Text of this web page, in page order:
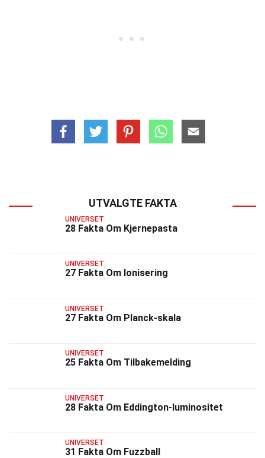
UTVALGTE FAKTA
UNIVERSET
28 Fakta Om Kjernepasta
UNIVERSET
27 Fakta Om Ionisering
UNIVERSET
27 Fakta Om Planck-skala
UNIVERSET
25 Fakta Om Tilbakemelding
UNIVERSET
28 Fakta Om Eddington-luminositet
UNIVERSET
31 Fakta Om Fuzzball